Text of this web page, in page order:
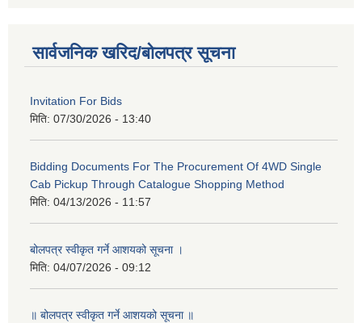
सार्वजनिक खरिद/बोलपत्र सूचना
Invitation For Bids
मिति: 07/30/2026 - 13:40
Bidding Documents For The Procurement Of 4WD Single
Cab Pickup Through Catalogue Shopping Method
मिति: 04/13/2026 - 11:57
बोलपत्र स्वीकृत गर्ने आशयको सूचना ।
मिति: 04/07/2026 - 09:12
॥ बोलपत्र स्वीकृत गर्ने आशयको सूचना ॥